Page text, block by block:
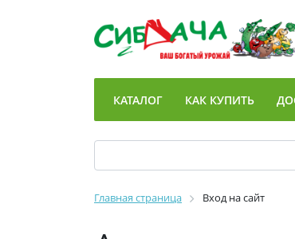
КАТАЛОГ КАК КУПИТЬ
Главная страница Вход на сайт